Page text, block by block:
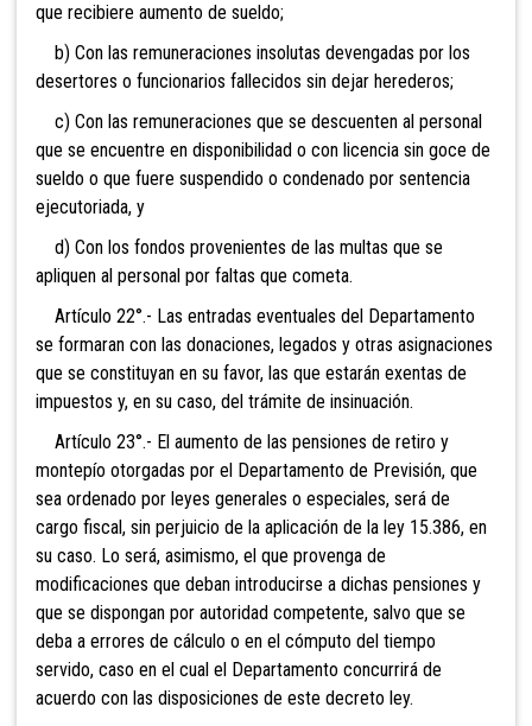
que recibiere aumento de sueldo;
b) Con las remuneraciones insolutas devengadas por los
desertores o funcionarios fallecidos sin dejar herederos;
c) Con las remuneraciones que se descuenten al personal
que se encuentre en disponibilidad o con licencia sin goce de
sueldo o que fuere suspendido o condenado por sentencia
ejecutoriada, y
d) Con los fondos provenientes de las multas que se
apliquen al personal por faltas que cometa.
Artículo 22°.- Las entradas eventuales del Departamento
se formaran con las donaciones, legados y otras asignaciones
que se constituyan en su favor, las que estarán exentas de
impuestos y, en su caso, del trámite de insinuación.
Artículo 23°.- El aumento de las pensiones de retiro y
montepío otorgadas por el Departamento de Previsión, que
sea ordenado por leyes generales o especiales, será de
cargo fiscal, sin perjuicio de la aplicación de la ley 15.386, en
su caso. Lo será, asimismo, el que provenga de
modificaciones que deban introducirse a dichas pensiones y
que se dispongan por autoridad competente, salvo que se
deba a errores de cálculo o en el cómputo del tiempo
servido, caso en el cual el Departamento concurrirá de
acuerdo con las disposiciones de este decreto ley.